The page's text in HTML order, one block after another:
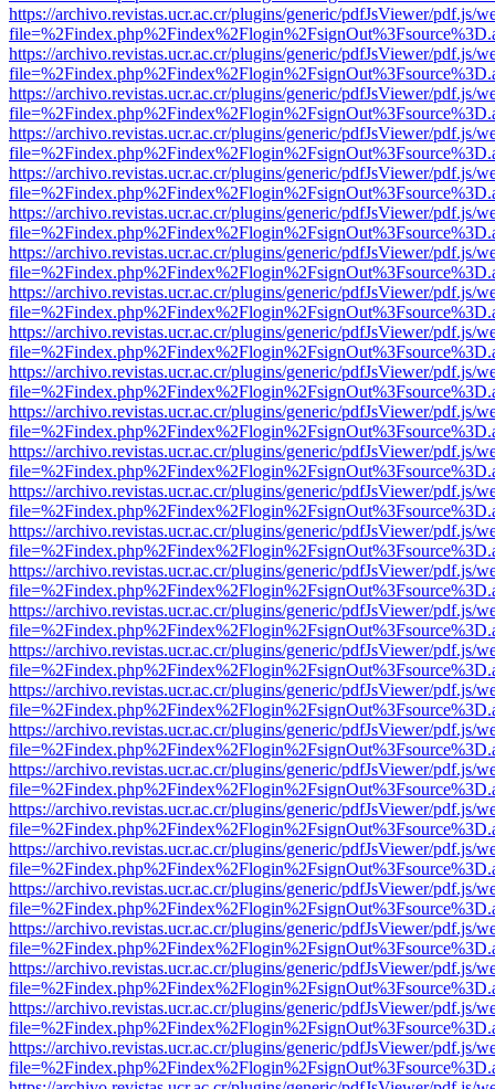
https://archivo.revistas.ucr.ac.cr/plugins/generic/pdfJsViewer/pdf.js/
https://archivo.revistas.ucr.ac.cr/plugins/generic/pdfJsViewer/pdf.js/
https://archivo.revistas.ucr.ac.cr/plugins/generic/pdfJsViewer/pdf.js/
https://archivo.revistas.ucr.ac.cr/plugins/generic/pdfJsViewer/pdf.js/
https://archivo.revistas.ucr.ac.cr/plugins/generic/pdfJsViewer/pdf.js/
https://archivo.revistas.ucr.ac.cr/plugins/generic/pdfJsViewer/pdf.js/
https://archivo.revistas.ucr.ac.cr/plugins/generic/pdfJsViewer/pdf.js/
https://archivo.revistas.ucr.ac.cr/plugins/generic/pdfJsViewer/pdf.js/
https://archivo.revistas.ucr.ac.cr/plugins/generic/pdfJsViewer/pdf.js/
https://archivo.revistas.ucr.ac.cr/plugins/generic/pdfJsViewer/pdf.js/
https://archivo.revistas.ucr.ac.cr/plugins/generic/pdfJsViewer/pdf.js/
https://archivo.revistas.ucr.ac.cr/plugins/generic/pdfJsViewer/pdf.js/
https://archivo.revistas.ucr.ac.cr/plugins/generic/pdfJsViewer/pdf.js/
https://archivo.revistas.ucr.ac.cr/plugins/generic/pdfJsViewer/pdf.js/
https://archivo.revistas.ucr.ac.cr/plugins/generic/pdfJsViewer/pdf.js/
https://archivo.revistas.ucr.ac.cr/plugins/generic/pdfJsViewer/pdf.js/
https://archivo.revistas.ucr.ac.cr/plugins/generic/pdfJsViewer/pdf.js/
https://archivo.revistas.ucr.ac.cr/plugins/generic/pdfJsViewer/pdf.js/
https://archivo.revistas.ucr.ac.cr/plugins/generic/pdfJsViewer/pdf.js/
https://archivo.revistas.ucr.ac.cr/plugins/generic/pdfJsViewer/pdf.js/
https://archivo.revistas.ucr.ac.cr/plugins/generic/pdfJsViewer/pdf.js/
https://archivo.revistas.ucr.ac.cr/plugins/generic/pdfJsViewer/pdf.js/
https://archivo.revistas.ucr.ac.cr/plugins/generic/pdfJsViewer/pdf.js/
https://archivo.revistas.ucr.ac.cr/plugins/generic/pdfJsViewer/pdf.js/
https://archivo.revistas.ucr.ac.cr/plugins/generic/pdfJsViewer/pdf.js/
https://archivo.revistas.ucr.ac.cr/plugins/generic/pdfJsViewer/pdf.js/
https://archivo.revistas.ucr.ac.cr/plugins/generic/pdfJsViewer/pdf.js/